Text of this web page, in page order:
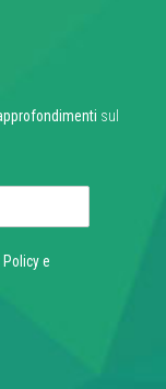
sul
Policye